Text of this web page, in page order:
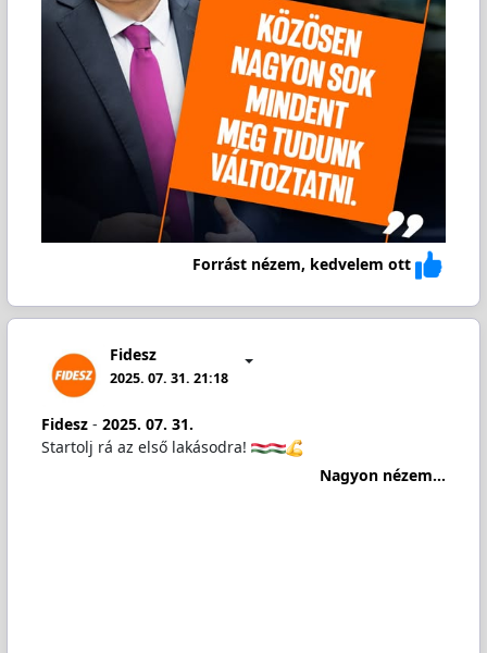
Forrást nézem, kedvelem ott
Fidesz
2025. 07. 31. 21:18
Fidesz- 2025. 07. 31.
Startolj rá az első lakásodra!
Nagyon nézem...